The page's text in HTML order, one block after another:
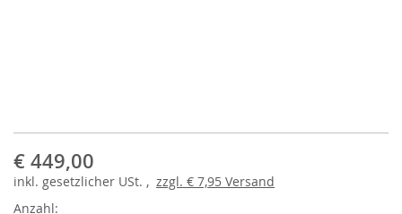
€ 449,00
inkl. gesetzlicher USt. , zzgl. € 7,95 Versand
Anzahl: